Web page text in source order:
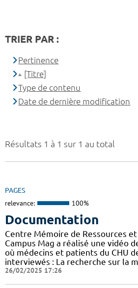
Résultats 1 à 1 sur 1 au total
PAGES
relevance: 100%
Documentation
Centre Mémoire de Ressources
Campus Mag a réalisé une vidéo
où médecins et patients du CHU
interviewés : La recherche sur la
26/02/2025 17:26
TRIER PAR :
Pertinence
[Titre]
Type de contenu
Date de dernière modification